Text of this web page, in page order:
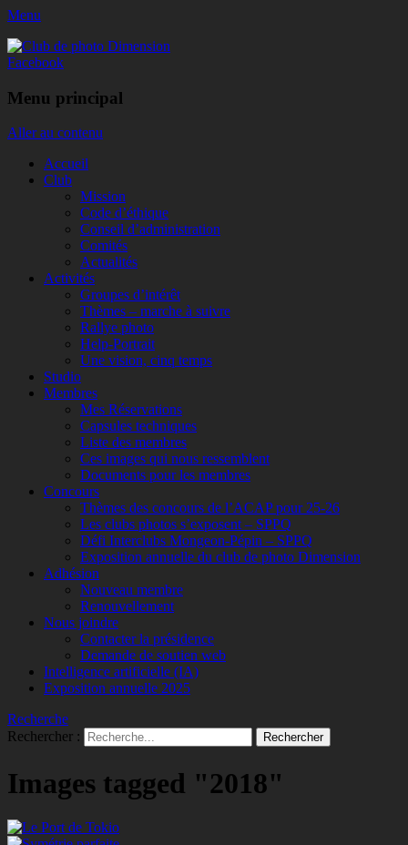
Menu
Club de photo Dimension
Facebook
Menu principal
Aller au contenu
Accueil
Club
Mission
Code d’éthique
Conseil d’administration
Comités
Actualités
Activités
Groupes d’intérêt
Thèmes – marche à suivre
Rallye photo
Help-Portrait
Une vision, cinq temps
Studio
Membres
Mes Réservations
Capsules techniques
Liste des membres
Ces images qui nous ressemblent
Documents pour les membres
Concours
Thèmes des concours de l’ACAP pour 25-26
Les clubs photos s’exposent – SPPQ
Défi Interclubs Mongeon-Pépin – SPPQ
Exposition annuelle du club de photo Dimension
Adhésion
Nouveau membre
Renouvellement
Nous joindre
Contacter la présidence
Demande de soutien web
Intelligence artificielle (IA)
Exposition annuelle 2025
Recherche
Rechercher :
Images tagged "2018"